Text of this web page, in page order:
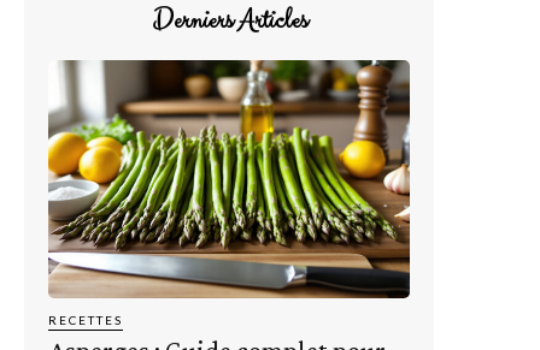
Derniers Articles
RECETTES